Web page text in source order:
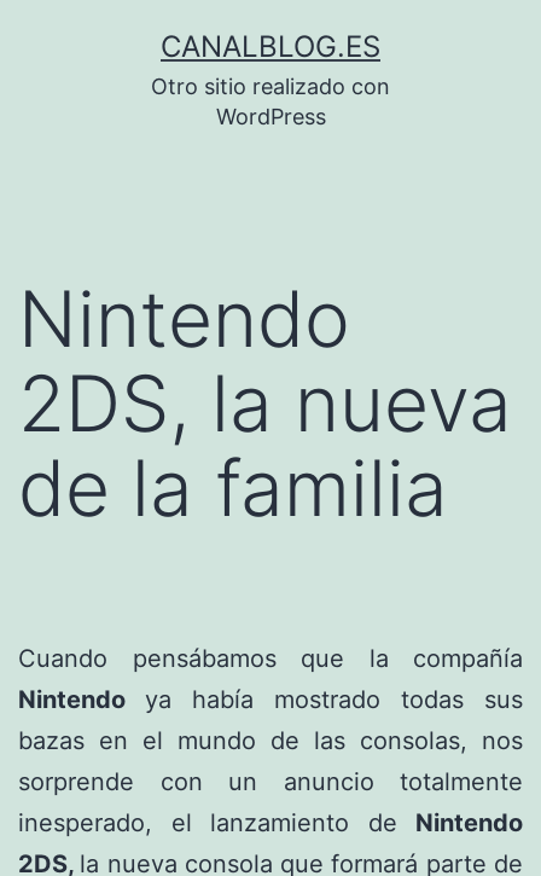
CANALBLOG.ES
Otro sitio realizado con
WordPress
Nintendo
2DS, la nueva
de la familia
Cuando pensábamos que la compañía
Nintendo ya había mostrado todas sus
bazas en el mundo de las consolas, nos
sorprende con un anuncio totalmente
inesperado, el lanzamiento de Nintendo
2DS, la nueva consola que formará parte de